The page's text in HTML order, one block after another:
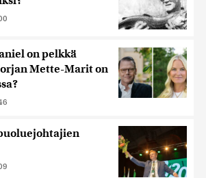
on pelkkä
Mette-Marit on